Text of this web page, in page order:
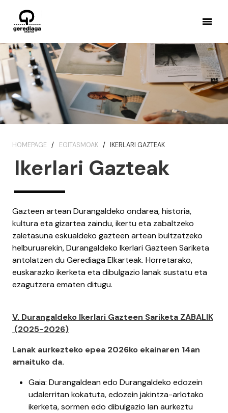
HOMEPAGE EGITASMOAK IKERLARI GAZTEAK
Ikerlari Gazteak
Gazteen artean Durangaldeko ondarea, historia,
kultura eta gizartea zaindu, ikertu eta zabaltzeko
zaletasuna eskualdeko gazteen artean bultzatzeko
helburuarekin, Durangaldeko Ikerlari Gazteen Sariketa
antolatzen du Gerediaga Elkarteak. Horretarako,
euskarazko ikerketa eta dibulgazio lanak sustatu eta
ezagutzera ematen ditugu.
V. Durangaldeko Ikerlari Gazteen Sariketa ZABALIK
(2025-2026)
Lanak aurkezteko epea 2026ko ekainaren 14an
amaituko da.
Gaia: Durangaldean edo Durangaldeko edozein
udalerritan kokatuta, edozein jakintza-arlotako
ikerketa, sormen edo dibulgazio lan aurkeztu